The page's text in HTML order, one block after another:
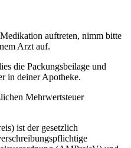
auftreten, nimm bitte
Arzt auf.
die Packungsbeilage und
in deiner Apotheke.
Mehrwertsteuer
ist der gesetzlich